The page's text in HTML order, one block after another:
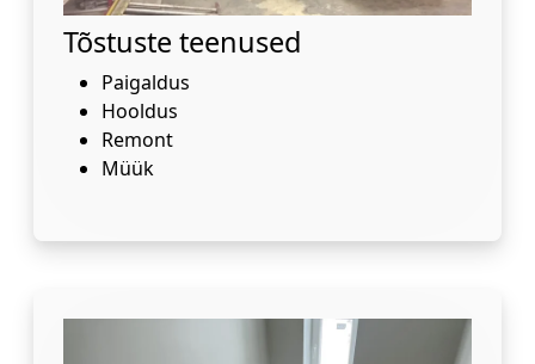
Tõstuste teenused
Paigaldus
Hooldus
Remont
Müük